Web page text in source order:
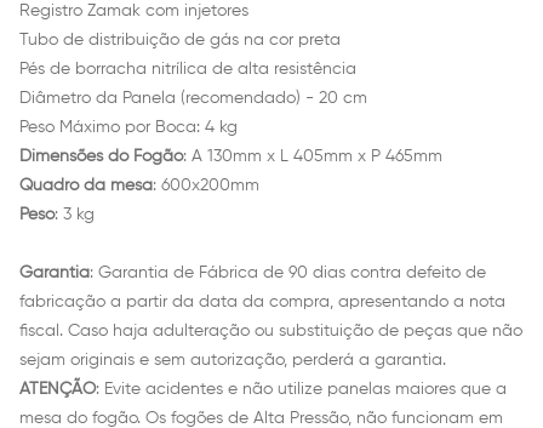
Registro Zamak com injetores
Tubo de distribuição de gás na cor preta
Pés de borracha nitrílica de alta resistência
Diâmetro da Panela (recomendado) - 20 cm
Peso Máximo por Boca: 4 kg
Dimensões do Fogão: A 130mm x L 405mm x P 465mm
Quadro da mesa: 600x200mm
Peso: 3 kg
Garantia: Garantia de Fábrica de 90 dias contra defeito de
fabricação a partir da data da compra, apresentando a nota
fiscal. Caso haja adulteração ou substituição de peças que não
sejam originais e sem autorização, perderá a garantia.
ATENÇÃO: Evite acidentes e não utilize panelas maiores que a
mesa do fogão. Os fogões de Alta Pressão, não funcionam em